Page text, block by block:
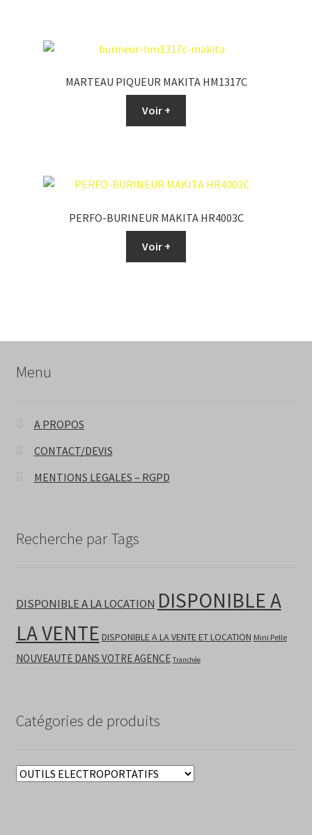
MARTEAU PIQUEUR MAKITA HM1317C
Voir +
PERFO-BURINEUR MAKITA HR4003C
Voir +
Menu
A PROPOS
CONTACT/DEVIS
MENTIONS LEGALES – RGPD
Recherche par Tags
DISPONIBLE A LA LOCATION DISPONIBLE A
LA VENTE DISPONIBLE A LA VENTE ET LOCATION Mini Pelle
NOUVEAUTE DANS VOTRE AGENCE Tranchée
Catégories de produits